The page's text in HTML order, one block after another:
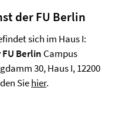
der FU Berlin
sich im Haus I:
Berlin Campus
30, Haus I, 12200
Siehier.